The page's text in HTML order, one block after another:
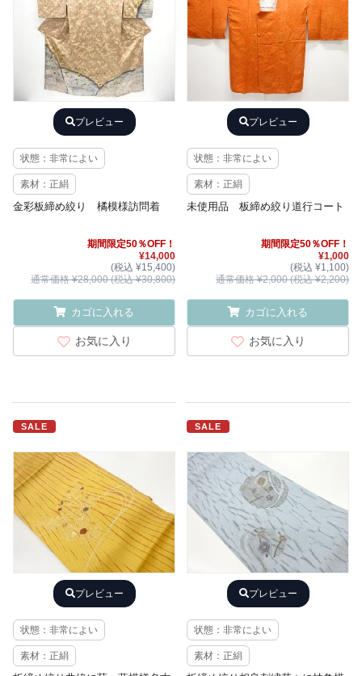
プレビュー
状態：非常によい
素材：正絹
金彩板締め絞り 橘模様訪問着
期間限定50％OFF！
¥14,000
(税込 ¥15,400)
通常価格 ¥28,000 (税込 ¥30,800)
カゴに入れる
お気に入り
プレビュー
状態：非常によい
素材：正絹
未使用品 板締め絞り道行コート
期間限定50％OFF！
¥1,000
(税込 ¥1,100)
通常価格 ¥2,000 (税込 ¥2,200)
カゴに入れる
お気に入り
SALE
プレビュー
状態：非常によい
素材：正絹
SALE
プレビュー
状態：非常によい
素材：正絹